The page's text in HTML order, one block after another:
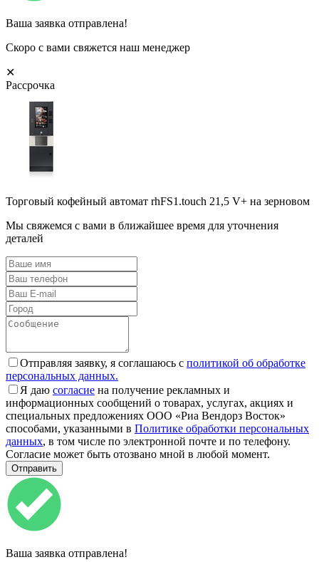
Ваша заявка отправлена!
Скоро с вами свяжется наш менеджер
✕
Рассрочка
Торговый кофейный автомат rhFS1.touch 21,5 V+ на зерновом
Мы свяжемся с вами в ближайшее время для уточнения
деталей
Отправляя заявку, я соглашаюсь с политикой об обработке
персональных данных.
Я даю согласие на получение рекламных и
информационных сообщений о товарах, услугах, акциях и
специальных предложениях ООО «Риа Вендорз Восток»
способами, указанными в Политике обработки персональных
данных, в том числе по электронной почте и по телефону.
Согласие может быть отозвано мной в любой момент.
Ваша заявка отправлена!